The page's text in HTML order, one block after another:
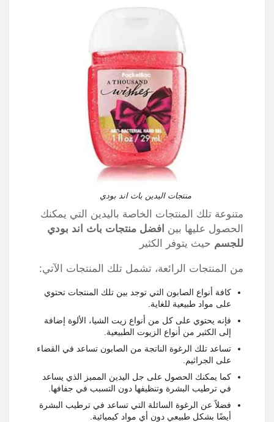
منتجات اليدين باث اند بودي
متنوعة تلك المنتجات الخاصة باليدين التي يمكنك
الحصول عليها بين افضل منتجات باث اند بودي
للجسم حيث يتوفر الكثير
من المنتجات الرائعة، تشمل تلك المنتجات الآتي:
كافة أنواع الصابون التي توجد بين تلك المنتجات تحتوي
على مواد طبيعية للغاية.
فإنه يحتوي على كل من أنواع زيت الشيا، الألوة إضافة
إلى الكثير من أنواع الزيوت الطبيعية.
تساعد تلك الرغوة الناتجة من الصابون تساعد في القضاء
على الجراثيم.
كما يمكنك الحصول على جل اليدين المميز الذي يساعد
في ترطيب البشرة وتنظيفها دون التسبب في جفافها.
فضلاً عن الرغوة السائلة التي تساعد في ترطيب البشرة
أيضًا بشكل طبيعي دون أي مواد كيميائية.